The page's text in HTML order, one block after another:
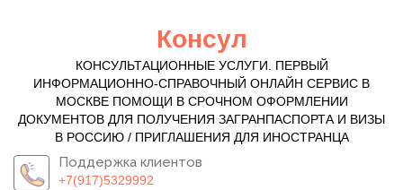
Консул
КОНСУЛЬТАЦИОННЫЕ УСЛУГИ. ПЕРВЫЙ
ИНФОРМАЦИОННО-СПРАВОЧНЫЙ ОНЛАЙН СЕРВИС В
МОСКВЕ ПОМОЩИ В СРОЧНОМ ОФОРМЛЕНИИ
ДОКУМЕНТОВ ДЛЯ ПОЛУЧЕНИЯ ЗАГРАНПАСПОРТА И ВИЗЫ
В РОССИЮ / ПРИГЛАШЕНИЯ ДЛЯ ИНОСТРАНЦА
Поддержка клиентов
+7(917)5329992